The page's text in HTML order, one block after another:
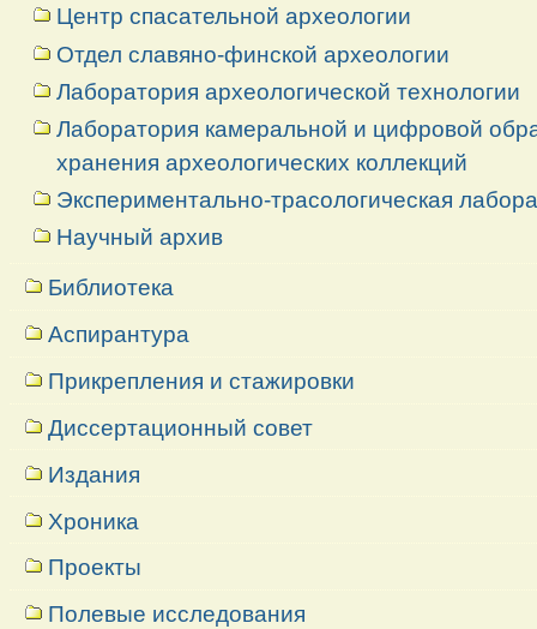
Центр спасательной археологии
Отдел славяно-финской археологии
Лаборатория археологической технологии
Лаборатория камеральной и цифровой
хранения археологических коллекций
Экспериментально-трасологическая
Научный архив
Библиотека
Аспирантура
Прикрепления и стажировки
Диссертационный совет
Издания
Хроника
Проекты
Полевые исследования